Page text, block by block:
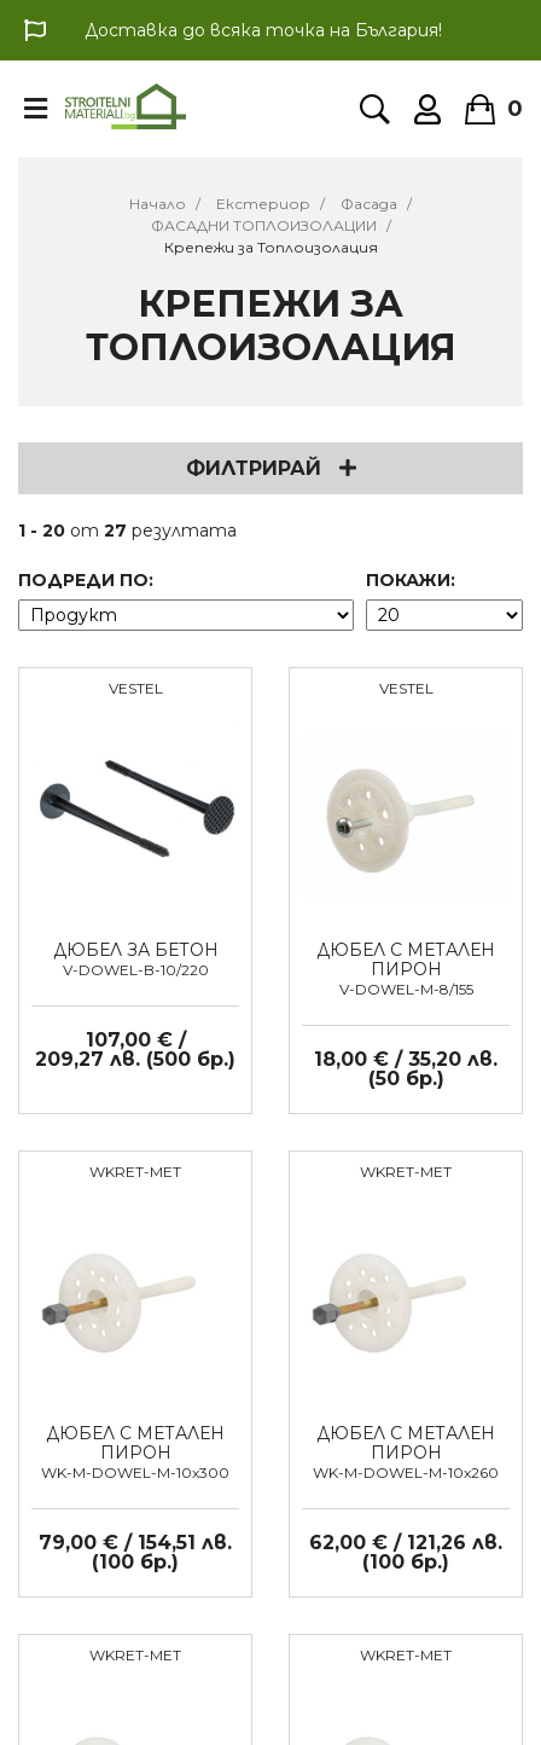
Доставка до всяка точка на България!
0
Начало Екстериор
Фасада
ФАСАДНИ ТОПЛОИЗОЛАЦИИ
Крепежи за Топлоизолация
КРЕПЕЖИ ЗА
ТОПЛОИЗОЛАЦИЯ
ФИЛТРИРАЙ
1 - 20 от 27 резултата
ПОДРЕДИ ПО: ПОКАЖИ:
VESTEL
ДЮБЕЛ ЗА БЕТОН
V-DOWEL-B-10/220
107,00 € /
209,27 лв. (500 бр.)
VESTEL
ДЮБЕЛ С МЕТАЛЕН
ПИРОН
V-DOWEL-M-8/155
18,00 € / 35,20 лв.
(50 бр.)
WKRET-MET
ДЮБЕЛ С МЕТАЛЕН
ПИРОН
WK-M-DOWEL-M-10x300
79,00 € / 154,51 лв.
(100 бр.)
WKRET-MET
ДЮБЕЛ С МЕТАЛЕН
ПИРОН
WK-M-DOWEL-M-10x260
62,00 € / 121,26 лв.
(100 бр.)
WKRET-MET WKRET-MET